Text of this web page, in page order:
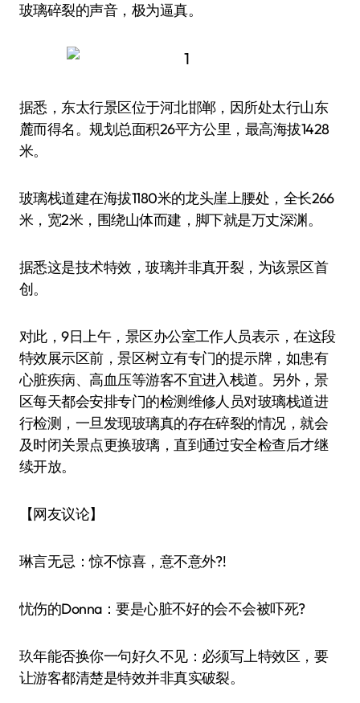
玻璃碎裂的声音，极为逼真。
据悉，东太行景区位于河北邯郸，因所处太行山东
麓而得名。规划总面积26平方公里，最高海拔1428
米。
玻璃栈道建在海拔1180米的龙头崖上腰处，全长266
米，宽2米，围绕山体而建，脚下就是万丈深渊。
据悉这是技术特效，玻璃并非真开裂，为该景区首
创。
对此，9日上午，景区办公室工作人员表示，在这段
特效展示区前，景区树立有专门的提示牌，如患有
心脏疾病、高血压等游客不宜进入栈道。另外，景
区每天都会安排专门的检测维修人员对玻璃栈道进
行检测，一旦发现玻璃真的存在碎裂的情况，就会
及时闭关景点更换玻璃，直到通过安全检查后才继
续开放。
【网友议论】
琳言无忌：惊不惊喜，意不意外?!
忧伤的Donna：要是心脏不好的会不会被吓死?
玖年能否换你一句好久不见：必须写上特效区，要
让游客都清楚是特效并非真实破裂。